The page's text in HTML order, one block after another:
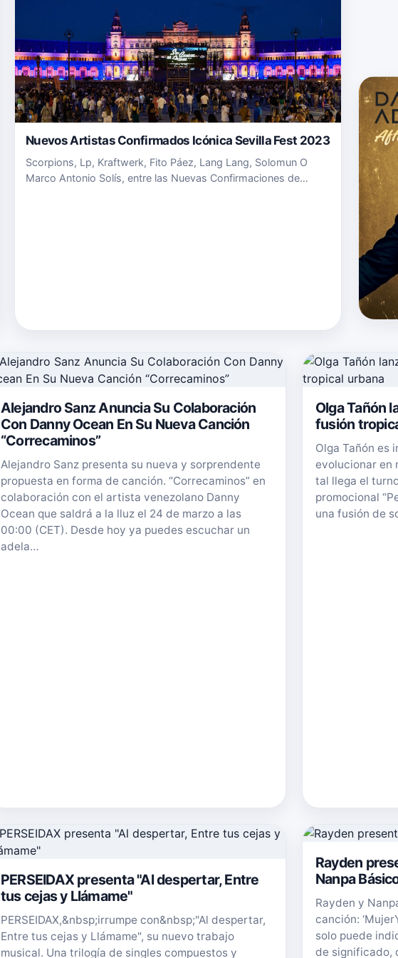
Nuevos Artistas Confirmados Icónica Sevilla Fest 2023
Scorpions, Lp, Kraftwerk, Fito Páez, Lang Lang, Solomun O
Marco Antonio Solís, entre las Nuevas Confirmaciones de
Alejandro Sanz Anuncia Su Colaboración
Con Danny Ocean En Su Nueva Canción
“Correcaminos”
Alejandro Sanz presenta su nueva y sorprendente
propuesta en forma de canción. “Correcaminos” en
colaboración con el artista venezolano Danny
Ocean que saldrá a la lluz el 24 de marzo a las
00:00 (CET). Desde hoy ya puedes escuchar un
adela…
Olga Tañón
fusión
Olga Tañón es
evolucionar en
tal llega el
promocional
una fusión de
PERSEIDAX presenta "Al despertar, Entre
tus cejas y Llámame"
PERSEIDAX,&nbsp;irrumpe con&nbsp;"Al despertar,
Entre tus cejas y Llámame", su nuevo trabajo
musical. Una trilogía de singles compuestos y
Rayden
Nanpa
Rayden y
canción:
solo puede
de significado,